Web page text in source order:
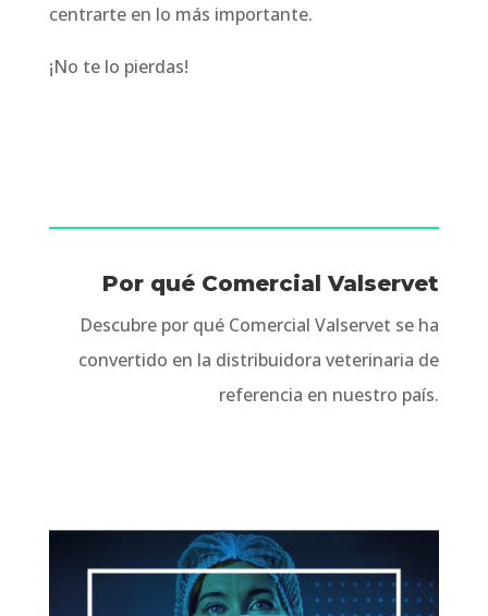
centrarte en lo más importante.
¡No te lo pierdas!
Por qué Comercial Valservet
Descubre por qué Comercial Valservet se ha
convertido en la distribuidora veterinaria de
referencia en nuestro país.